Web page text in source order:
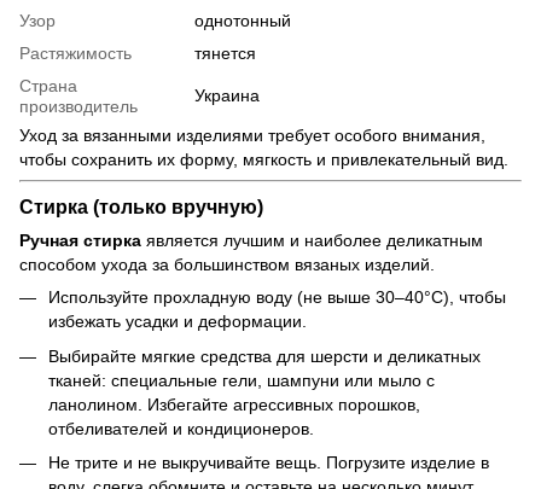
Узор
однотонный
Растяжимость
тянется
Страна
производитель
Украина
Уход за вязанными изделиями требует особого внимания,
чтобы сохранить их форму, мягкость и привлекательный вид.
Стирка (только вручную)
Ручная стирка является лучшим и наиболее деликатным
способом ухода за большинством вязаных изделий.
Используйте прохладную воду (не выше 30–40°C), чтобы
избежать усадки и деформации.
Выбирайте мягкие средства для шерсти и деликатных
тканей: специальные гели, шампуни или мыло с
ланолином. Избегайте агрессивных порошков,
отбеливателей и кондиционеров.
Не трите и не выкручивайте вещь. Погрузите изделие в